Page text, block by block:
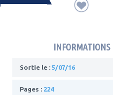
INFORMATIONS
Sortie le : 5/07/16
Pages : 224